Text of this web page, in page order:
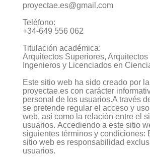
proyectae.es@gmail.com
Teléfono:
+34-649 556 062
Titulación académica:
Arquitectos Superiores, Arquitectos
Ingenieros y Licenciados en
Este sitio web ha sido creado por
proyectae.es con carácter
personal de los usuarios.A través
se pretende regular el acceso y
web, así como la relación entre el
usuarios. Accediendo a este sitio
siguientes términos y condiciones:
sitio web es responsabilidad
usuarios.